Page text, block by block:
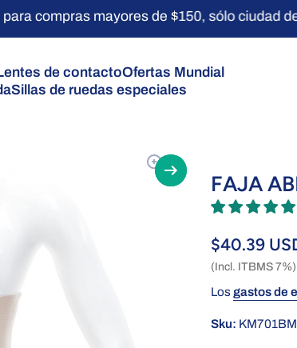
compras mayores de $150, sólo ciudad de
de contactoOfertas Mundial
Sillas de ruedas especiales
FAJA
$40.39
(Incl. ITBMS 7%)
Losgastos de
Sku: KM701BM